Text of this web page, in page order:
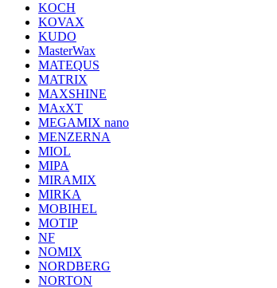
KOCH
KOVAX
KUDO
MasterWax
MATEQUS
MATRIX
MAXSHINE
MAxXT
MEGAMIX nano
MENZERNA
MIOL
MIPA
MIRAMIX
MIRKA
MOBIHEL
MOTIP
NF
NOMIX
NORDBERG
NORTON